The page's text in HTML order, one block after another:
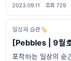
2023.09.11 · 조회 729
일상과 습관🏷
[Pebbles | 9월
포착하는 일상의 순